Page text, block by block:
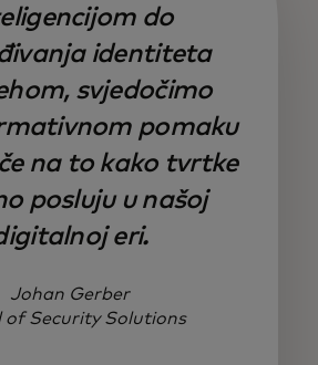
do
identiteta
svjedočimo
pomaku
na to kako tvrtke
posluju u našoj
eri.
Johan Gerber
of Security Solutions